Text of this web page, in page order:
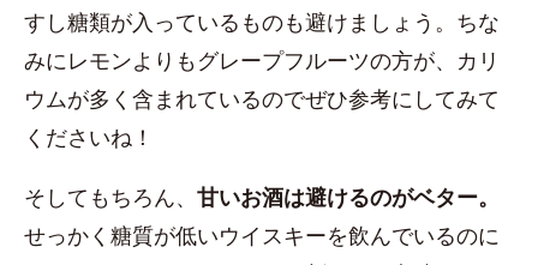
すし糖類が入っているものも避けましょう。ちな
みにレモンよりもグレープフルーツの方が、カリ
ウムが多く含まれているのでぜひ参考にしてみて
くださいね！
そしてもちろん、 甘いお酒は避けるのがベター。
せっかく糖質が低いウイスキーを飲んでいるのに